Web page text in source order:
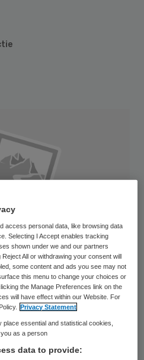
West heeft een extra
euro nodig van de
zij werkt, om te
access personal data, like browsing data
Selecting I Accept enables tracking
shown under we and our partners
All or withdrawing your consent will
some content and ads you see may not
this menu to change your choices or
the Manage Preferences link on the
will have effect within our Website. For
Privacy Statement
essential and statistical cookies,
as a person
data to provide: